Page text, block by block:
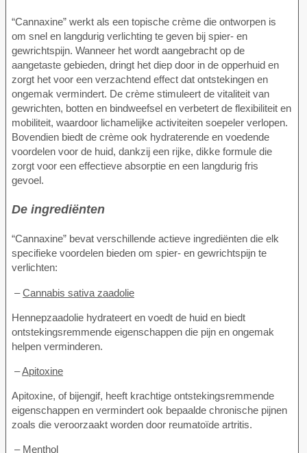
“Cannaxine” werkt als een topische crème die ontworpen is
om snel en langdurig verlichting te geven bij spier- en
gewrichtspijn. Wanneer het wordt aangebracht op de
aangetaste gebieden, dringt het diep door in de opperhuid en
zorgt het voor een verzachtend effect dat ontstekingen en
ongemak vermindert. De crème stimuleert de vitaliteit van
gewrichten, botten en bindweefsel en verbetert de flexibiliteit en
mobiliteit, waardoor lichamelijke activiteiten soepeler verlopen.
Bovendien biedt de crème ook hydraterende en voedende
voordelen voor de huid, dankzij een rijke, dikke formule die
zorgt voor een effectieve absorptie en een langdurig fris
gevoel.
De ingrediënten
“Cannaxine” bevat verschillende actieve ingrediënten die elk
specifieke voordelen bieden om spier- en gewrichtspijn te
verlichten:
–Cannabis sativa zaadolie
Hennepzaadolie hydrateert en voedt de huid en biedt
ontstekingsremmende eigenschappen die pijn en ongemak
helpen verminderen.
–Apitoxine
Apitoxine, of bijengif, heeft krachtige ontstekingsremmende
eigenschappen en vermindert ook bepaalde chronische pijnen
zoals die veroorzaakt worden door reumatoïde artritis.
– Menthol